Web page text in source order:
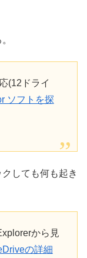
(12ドライ
ソフトを探
しても何も起き
から見
の詳細